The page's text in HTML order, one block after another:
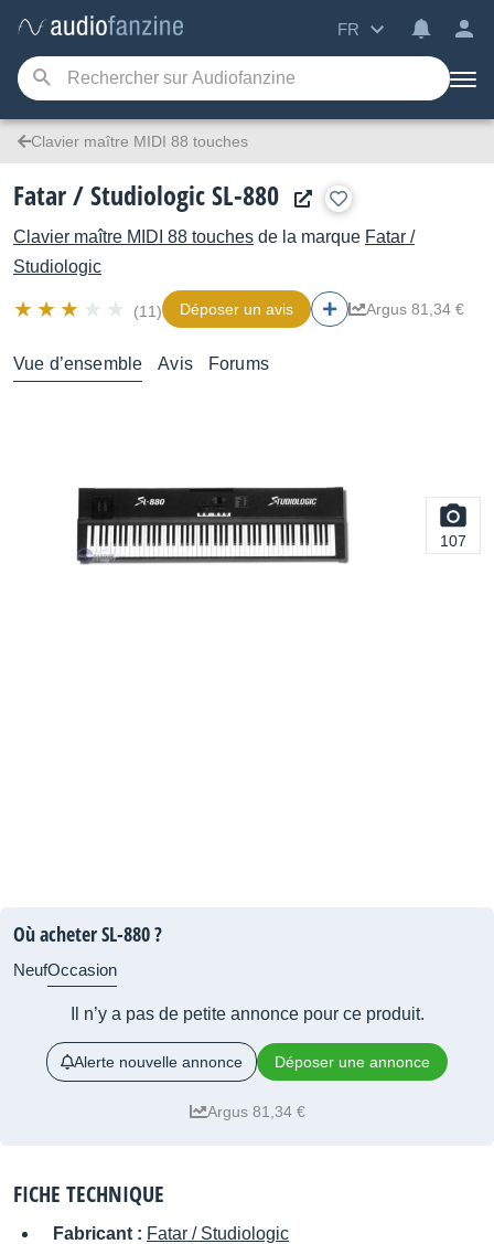
FR
Clavier maître MIDI 88 touches
Fatar / Studiologic SL-880
Clavier maître MIDI 88 touches de la marque Fatar /
Studiologic
(11) Déposer un avis Argus 81,34 €
Vue d’ensemble Avis Forums
107
Où acheter SL-880 ?
NeufOccasion
Il n’y a pas de petite annonce pour ce produit.
Alerte nouvelle annonce Déposer une annonce
Argus 81,34 €
FICHE TECHNIQUE
Fabricant : Fatar / Studiologic